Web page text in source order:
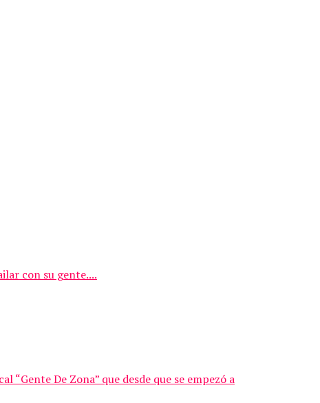
con su gente....
De Zona” que desde que se empezó a